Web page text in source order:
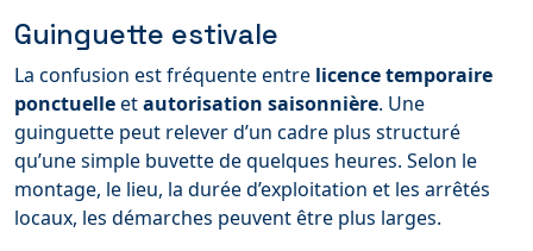
Guinguette estivale
La confusion est fréquente entre licence temporaire
ponctuelleetautorisation saisonnière. Une
guinguette peut relever d’un cadre plus structuré
qu’une simple buvette de quelques heures. Selon le
montage, le lieu, la durée d’exploitation et les arrêtés
locaux, les démarches peuvent être plus larges.